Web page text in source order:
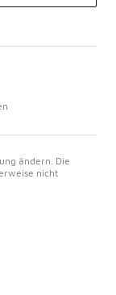
ändern. Die
nicht